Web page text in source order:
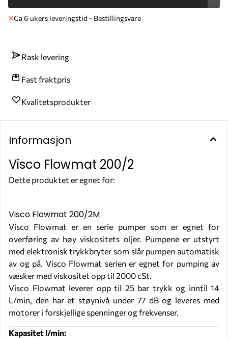
Ca 6 ukers leveringstid - Bestillingsvare
Rask levering
Fast fraktpris
Kvalitetsprodukter
Informasjon
Visco Flowmat 200/2
Dette produktet er egnet for:
Visco Flowmat 200/2M
Visco Flowmat er en serie pumper som er egnet for
overføring av høy viskositets oljer. Pumpene er utstyrt
med elektronisk trykkbryter som slår pumpen automatisk
av og på. Visco Flowmat serien er egnet for pumping av
væsker med viskositet opp til 2000 cSt.
Visco Flowmat leverer opp til 25 bar trykk og inntil 14
L/min, den har et støynivå under 77 dB og leveres med
motorer i forskjellige spenninger og frekvenser.
Kapasitet l/min: